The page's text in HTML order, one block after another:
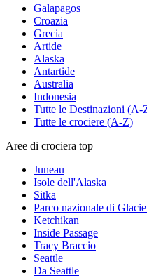
Galapagos
Croazia
Grecia
Artide
Alaska
Antartide
Australia
Indonesia
Tutte le Destinazioni (A-
Tutte le crociere (A-Z)
Aree di crociera top
Juneau
Isole dell'Alaska
Sitka
Parco nazionale di
Ketchikan
Inside Passage
Tracy Braccio
Seattle
Da Seattle